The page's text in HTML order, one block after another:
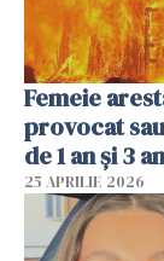
Femeie
provocat
de 1 an și 3
25 APRILIE 2026